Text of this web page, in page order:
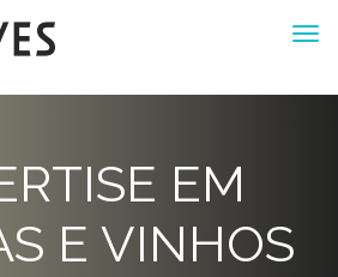
EM
E VINHOS